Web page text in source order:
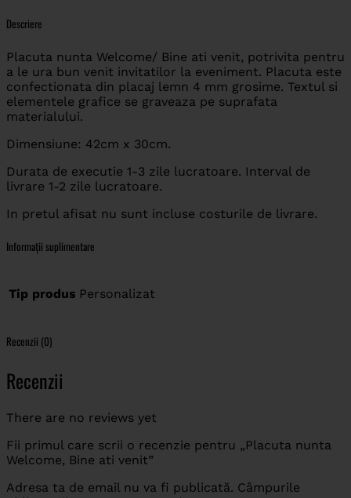
Descriere
Placuta nunta Welcome/ Bine ati venit, potrivita pentru
a le ura bun venit invitatilor la eveniment. Placuta este
confectionata din placaj lemn 4 mm grosime. Textul si
elementele grafice se graveaza pe suprafata
materialului.
Dimensiune: 42cm x 30cm.
Durata de executie 1-3 zile lucratoare. Interval de
livrare 1-2 zile lucratoare.
In pretul afisat nu sunt incluse costurile de livrare.
Informații suplimentare
Tip produs Personalizat
Recenzii (0)
Recenzii
There are no reviews yet
Fii primul care scrii o recenzie pentru „Placuta nunta
Welcome, Bine ati venit”
Adresa ta de email nu va fi publicată. Câmpurile